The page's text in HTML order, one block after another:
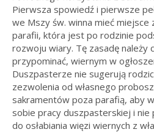
Pierwsza spowiedź i pierwsze
we Mszy św. winna mieć miejsce
parafii, która jest po rodzinie
rozwoju wiary. Tę zasadę należy
przypominać, wiernym w
Duszpasterze nie sugerują
zezwolenia od własnego
sakramentów poza parafią, aby
sobie pracy duszpasterskiej i nie
do osłabiania więzi wiernych z